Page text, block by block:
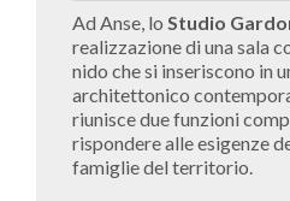
Ad Anse, lo Studio
realizzazione di una sala
nido che si inseriscono in
architettonico
riunisce due funzioni
rispondere alle esigenze
famiglie del territorio.